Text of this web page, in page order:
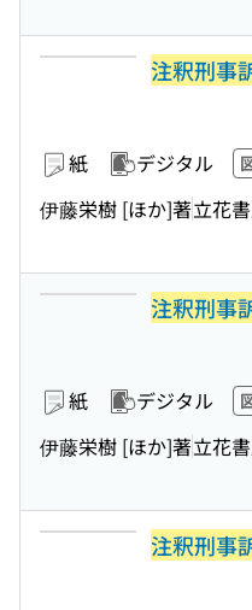
注釈刑事
紙 デジタル
伊藤栄樹 [ほか]著立花
注釈刑事
紙 デジタル
伊藤栄樹 [ほか]著立花
注釈刑事